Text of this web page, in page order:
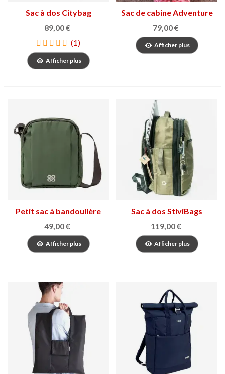
Sac à dos Citybag
Barcelone
89,00 €
(1)
Afficher plus
Sac de cabine Adventure
Eco
79,00 €
Afficher plus
Petit sac à bandoulière
Reporter
49,00 €
Afficher plus
Sac à dos StiviBags
NylonTech
119,00 €
Afficher plus